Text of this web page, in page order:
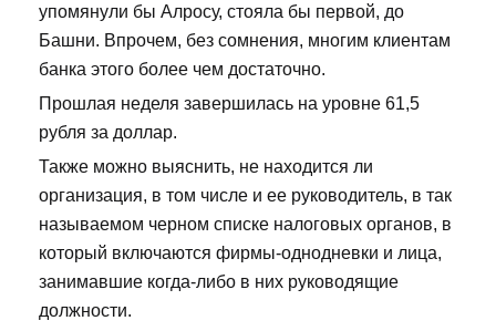
упомянули бы Алросу, стояла бы первой, до
Башни. Впрочем, без сомнения, многим клиентам
банка этого более чем достаточно.
Прошлая неделя завершилась на уровне 61,5
рубля за доллар.
Также можно выяснить, не находится ли
организация, в том числе и ее руководитель, в так
называемом черном списке налоговых органов, в
который включаются фирмы-однодневки и лица,
занимавшие когда-либо в них руководящие
должности.